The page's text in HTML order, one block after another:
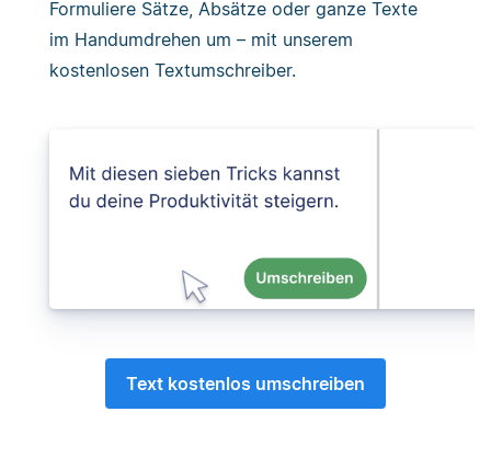
Formuliere Sätze, Absätze oder ganze Texte
im Handumdrehen um – mit unserem
kostenlosen Textumschreiber.
Text kostenlos umschreiben